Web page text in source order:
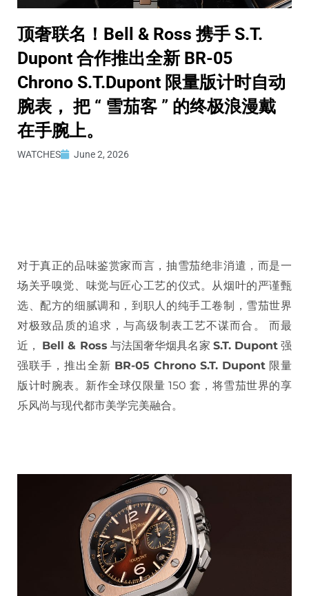
顶奢联名！Bell & Ross 携手 S.T.
Dupont 合作推出全新 BR-05
Chrono S.T.Dupont 限量版计时自动
腕表， 把 “ 雪茄客 ” 的终极浪漫戴
在手腕上。
WATCHES June 2, 2026
对于真正的品味鉴赏家而言，抽雪茄绝非消遣，而是一
场关乎嗅觉、味觉与匠心工艺的仪式。从烟叶的严谨甄
选、配方的细腻调和，到职人的纯手工卷制，雪茄世界
对极致品质的追求，与高级制表工艺不谋而合。 而最
近， Bell & Ross 与法国奢华烟具名家 S.T. Dupont强
强联手，推出全新 BR-05 Chrono S.T. Dupont 限量
版计时腕表。新作全球仅限量 150 套，将雪茄世界的享
乐风尚与现代都市美学完美融合。